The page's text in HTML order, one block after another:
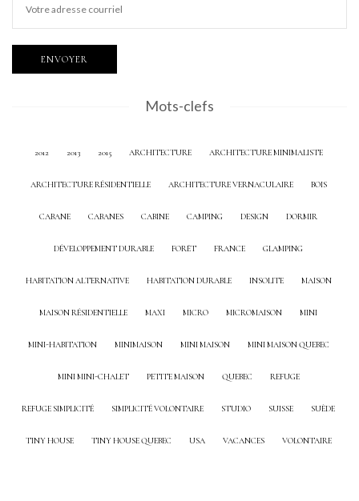
Mots-clefs
2012 2013 2015 ARCHITECTURE ARCHITECTURE MINIMALISTE
ARCHITECTURE RÉSIDENTIELLE ARCHITECTURE VERNACULAIRE BOIS
CABANE CABANES CABINE CAMPING DESIGN DORMIR
DÉVELOPPEMENT DURABLE FORÊT FRANCE GLAMPING
HABITATION ALTERNATIVE HABITATION DURABLE INSOLITE MAISON
MAISON RÉSIDENTIELLE MAXI MICRO MICROMAISON MINI
MINI-HABITATION MINIMAISON MINI MAISON MINI MAISON QUEBEC
MINI MINI-CHALET PETITE MAISON QUEBEC REFUGE
REFUGE SIMPLICITÉ SIMPLICITÉ VOLONTAIRE STUDIO SUISSE SUÈDE
TINY HOUSE TINY HOUSE QUEBEC USA VACANCES VOLONTAIRE